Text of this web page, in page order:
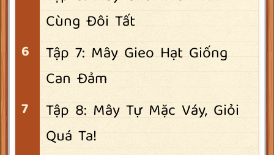
Cùng Đôi Tất
Tập 7: Mây Gieo Hạt Giống
Can Đảm
Tập 8: Mây Tự Mặc Váy, Giỏi
Quá Ta!